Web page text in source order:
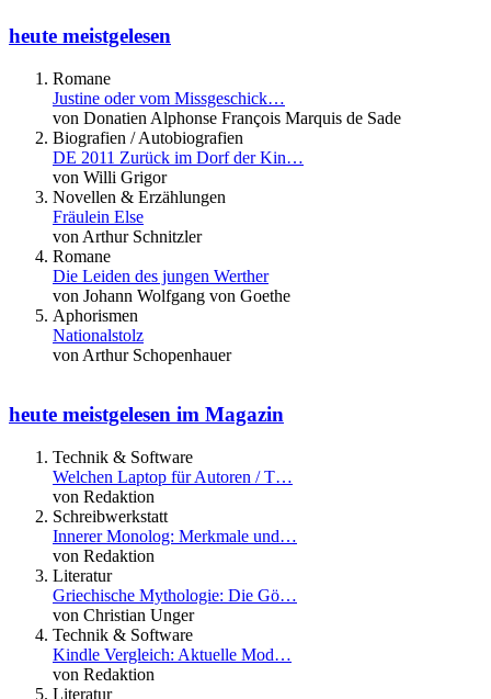
heute meistgelesen
Romane
Justine oder vom Missgeschick…
von Donatien Alphonse François Marquis de Sade
Biografien / Autobiografien
DE 2011 Zurück im Dorf der Kin…
von Willi Grigor
Novellen & Erzählungen
Fräulein Else
von Arthur Schnitzler
Romane
Die Leiden des jungen Werther
von Johann Wolfgang von Goethe
Aphorismen
Nationalstolz
von Arthur Schopenhauer
heute meistgelesen im Magazin
Technik & Software
Welchen Laptop für Autoren / T…
von Redaktion
Schreibwerkstatt
Innerer Monolog: Merkmale und…
von Redaktion
Literatur
Griechische Mythologie: Die Gö…
von Christian Unger
Technik & Software
Kindle Vergleich: Aktuelle Mod…
von Redaktion
Literatur